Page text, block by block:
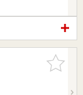
お気に入
りに追加